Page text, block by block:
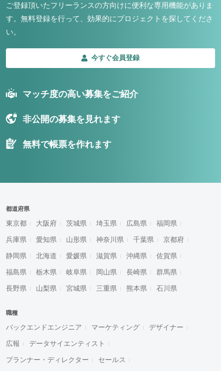
ご登録頂いたフリーランスの方向けに便利な専用機能がありま
す。 無料登録を行って、効果的にプロジェクトを探してくださ
い。
今すぐ会員登録
マッチ度の高い募集をご紹介
非公開の募集を見れます
無料で帳票を作れます
都道府県
東京都 大阪府 茨城県 埼玉県 広島県 福岡県
兵庫県 愛知県 山形県 神奈川県 千葉県 京都府
静岡県 北海道 愛媛県 滋賀県 沖縄県 佐賀県
福島県 栃木県 岐阜県 岡山県 長崎県 群馬県
長野県 山梨県 宮城県 三重県 熊本県 石川県
職種
バックエンドエンジニア マーケティング デザイナー
広報 データサイエンティスト
プランナー・ディレクター セールス